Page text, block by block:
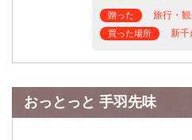
贈った 旅行・
買った場所 新千
おっとっと 手羽先味